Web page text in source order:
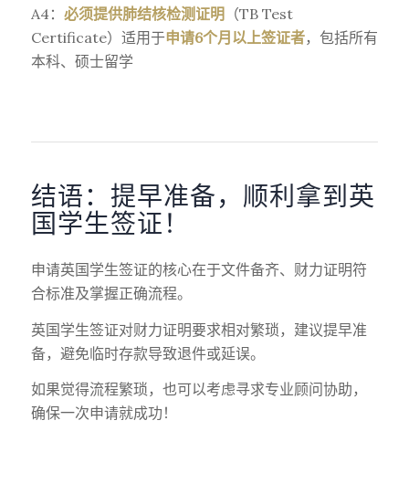
A4： 必须提供肺结核检测证明（TB Test
Certificate）适用于申请6个月以上签证者，包括所有
本科、硕士留学
结语：提早准备，顺利拿到英
国学生签证！
申请英国学生签证的核心在于文件备齐、财力证明符
合标准及掌握正确流程。
英国学生签证对财力证明要求相对繁琐，建议提早准
备，避免临时存款导致退件或延误。
如果觉得流程繁琐，也可以考虑寻求专业顾问协助，
确保一次申请就成功！